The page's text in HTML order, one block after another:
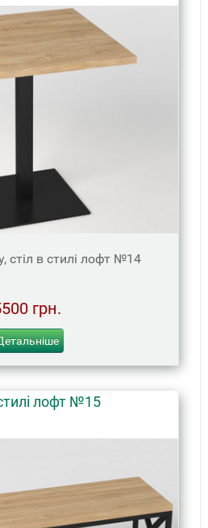
стіл в стилі лофт №14
грн.
лофт №15